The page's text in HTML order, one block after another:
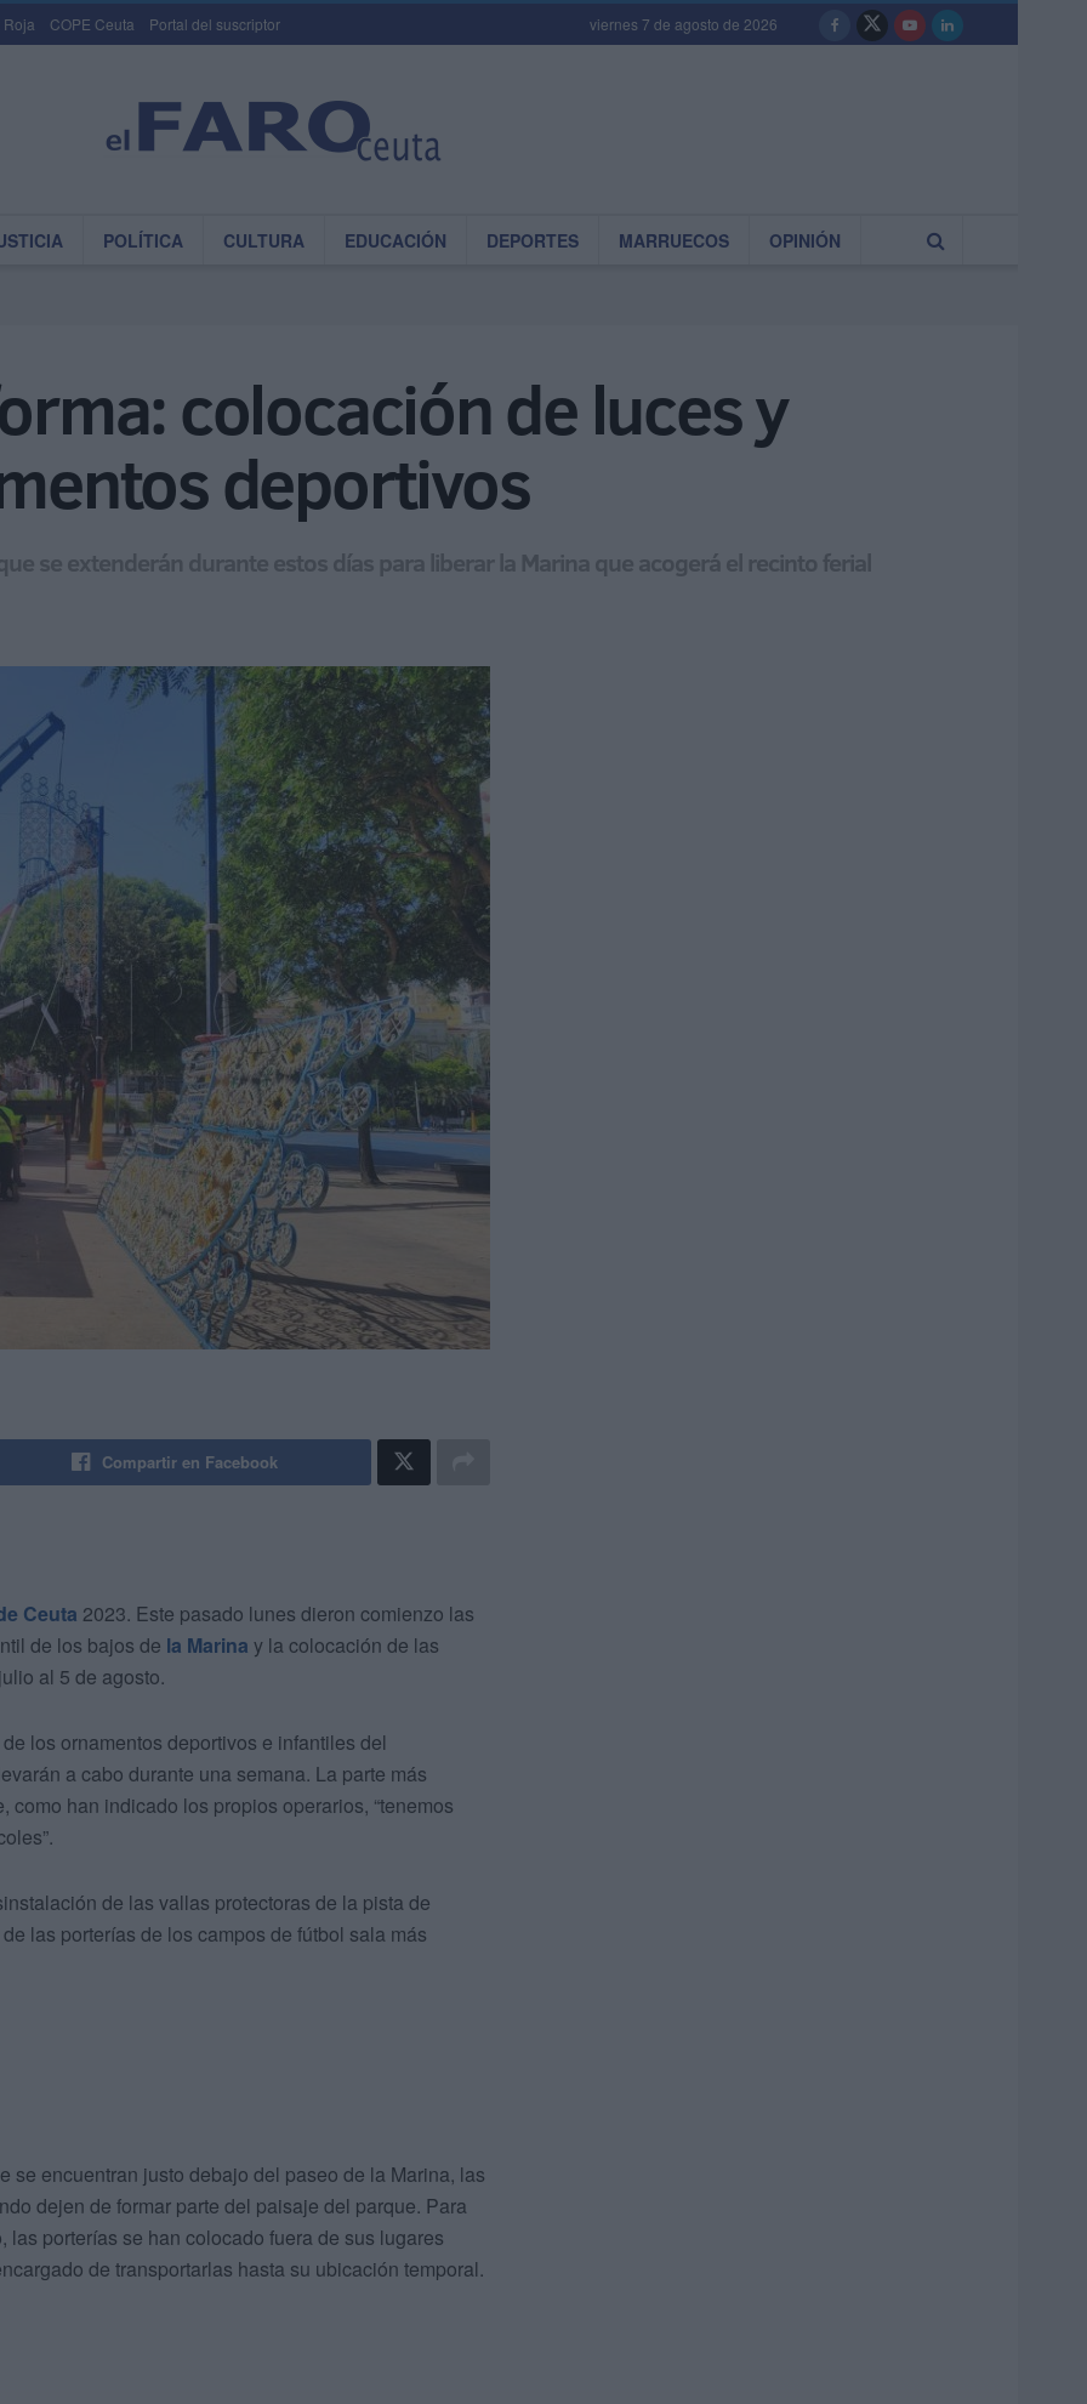
Roja COPE Ceuta Portal del suscriptor viernes 7 de agosto de 2026
POLÍTICA CULTURA EDUCACIÓN DEPORTES MARRUECOS OPINIÓN
colocación de luces y
deportivos
se extenderán durante estos días para liberar la Marina que acogerá el recinto ferial
Compartir en Facebook
Ceuta 2023. Este pasado lunes dieron comienzo las
de los bajos de la Marina y la colocación de las
al 5 de agosto.
los ornamentos deportivos e infantiles del
a cabo durante una semana. La parte más
han indicado los propios operarios, “tenemos
de las vallas protectoras de la pista de
las porterías de los campos de fútbol sala más
se encuentran justo debajo del paseo de la Marina, las
dejen de formar parte del paisaje del parque. Para
porterías se han colocado fuera de sus lugares
de transportarlas hasta su ubicación temporal.